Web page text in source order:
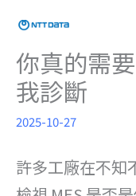
你真的需
我診斷
2025-10-27
許多工廠在不知